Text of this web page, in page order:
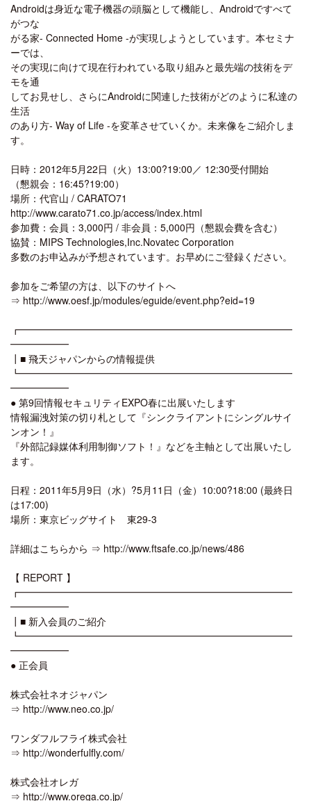
Androidは身近な電子機器の頭脳として機能し、Androidですべて
がつな
がる家- Connected Home -が実現しようとしています。本セミナ
ーでは、
その実現に向けて現在行われている取り組みと最先端の技術をデ
モを通
してお見せし、さらにAndroidに関連した技術がどのように私達の
生活
のあり方- Way of Life -を変革させていくか。未来像をご紹介しま
す。
日時：2012年5月22日（火）13:00?19:00／ 12:30受付開始
（懇親会：16:45?19:00）
場所：代官山 / CARATO71
http://www.carato71.co.jp/access/index.html
参加費：会員：3,000円 / 非会員：5,000円（懇親会費を含む）
協賛：MIPS Technologies,Inc.Novatec Corporation
多数のお申込みが予想されています。お早めにご登録ください。
参加をご希望の方は、以下のサイトへ
⇒ http://www.oesf.jp/modules/eguide/event.php?eid=19
┏━━━━━━━━━━━━━━━━━━━━━━━━━━━━
━━━━━━
┃■ 飛天ジャパンからの情報提供
┗━━━━━━━━━━━━━━━━━━━━━━━━━━━━
━━━━━━
● 第9回情報セキュリティEXPO春に出展いたします
情報漏洩対策の切り札として『シンクライアントにシングルサイ
ンオン！』
『外部記録媒体利用制御ソフト！』などを主軸として出展いたし
ます。
日程：2011年5月9日（水）?5月11日（金）10:00?18:00 (最終日
は17:00)
場所：東京ビッグサイト 東29-3
詳細はこちらから ⇒ http://www.ftsafe.co.jp/news/486
【 REPORT 】
┏━━━━━━━━━━━━━━━━━━━━━━━━━━━━
━━━━━━
┃■ 新入会員のご紹介
┗━━━━━━━━━━━━━━━━━━━━━━━━━━━━
━━━━━━
● 正会員
株式会社ネオジャパン
⇒ http://www.neo.co.jp/
ワンダフルフライ株式会社
⇒ http://wonderfulfly.com/
株式会社オレガ
⇒ http://www.orega.co.jp/